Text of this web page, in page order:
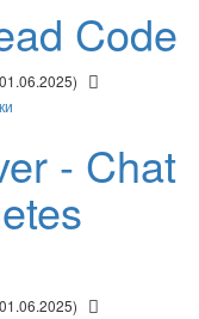
Code
- Chat